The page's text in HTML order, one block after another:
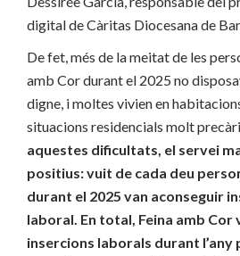
digital de Càritas Diocesana de
De fet, més de la meitat de les
amb Cor durant el 2025 no
digne, i moltes vivien en
situacions residencials molt
aquestes dificultats, el servei
positius: vuit de cada deu
durant el 2025 van aconseguir
laboral. En total, Feina amb Cor
insercions laborals durant l’any